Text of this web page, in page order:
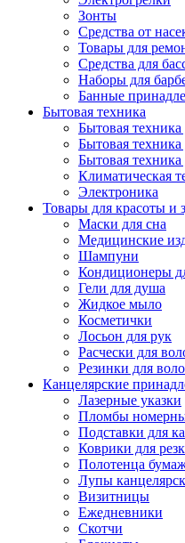
Зонты
Средства от
Товары для
Средства для
Наборы для
Банные
Бытовая техника
Бытовая
Бытовая техника
Бытовая
Климатическая
Электроника
Товары для красоты и
Маски для сна
Медицинские
Шампуни
Кондиционеры
Гели для душа
Жидкое мыло
Косметички
Лосьон для рук
Расчески для
Резинки для
Канцелярские
Лазерные указки
Пломбы
Подставки для
Коврики для
Полотенца
Лупы
Визитницы
Ежедневники
Скотчи